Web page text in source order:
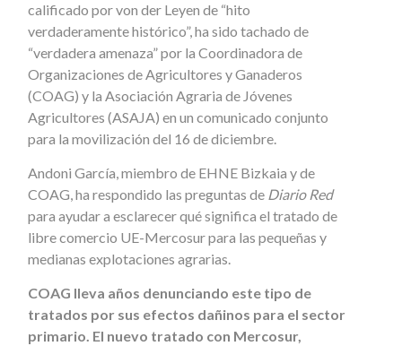
calificado por von der Leyen de “hito
verdaderamente histórico”, ha sido tachado de
“verdadera amenaza” por la Coordinadora de
Organizaciones de Agricultores y Ganaderos
(COAG) y la Asociación Agraria de Jóvenes
Agricultores (ASAJA) en un comunicado conjunto
para la movilización del 16 de diciembre.
Andoni García, miembro de EHNE Bizkaia y de
COAG, ha respondido las preguntas de Diario Red
para ayudar a esclarecer qué significa el tratado de
libre comercio UE-Mercosur para las pequeñas y
medianas explotaciones agrarias.
COAG lleva años denunciando este tipo de
tratados por sus efectos dañinos para el sector
primario. El nuevo tratado con Mercosur,